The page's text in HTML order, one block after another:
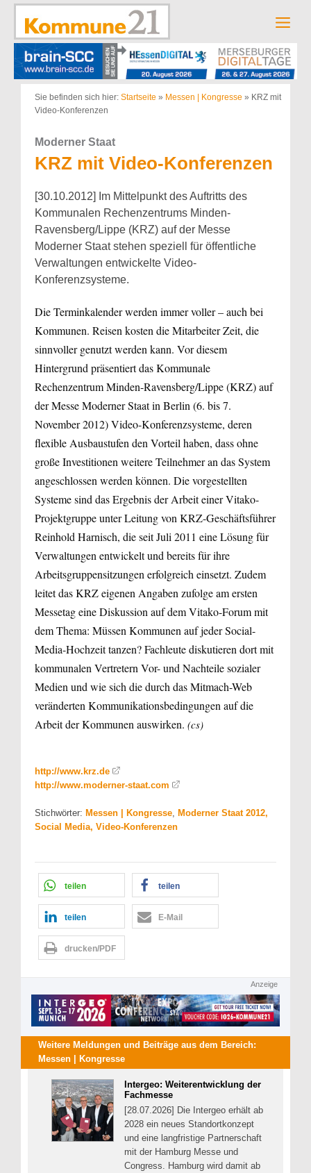
Zum
springen
Sie befinden sich hier: Startseite » Messen | Kongresse » KRZ mit
Video-Konferenzen
Moderner Staat
KRZ mit Video-Konferenzen
[30.10.2012] Im Mittelpunkt des Auftritts des
Kommunalen Rechenzentrums Minden-
Ravensberg/Lippe (KRZ) auf der Messe
Moderner Staat stehen speziell für öffentliche
Verwaltungen entwickelte Video-
Konferenzsysteme.
Die Terminkalender werden immer voller – auch bei
Kommunen. Reisen kosten die Mitarbeiter Zeit, die
sinnvoller genutzt werden kann. Vor diesem
Hintergrund präsentiert das Kommunale
Rechenzentrum Minden-Ravensberg/Lippe (KRZ) auf
der Messe Moderner Staat in Berlin (6. bis 7.
November 2012) Video-Konferenzsysteme, deren
flexible Ausbaustufen den Vorteil haben, dass ohne
große Investitionen weitere Teilnehmer an das System
angeschlossen werden können. Die vorgestellten
Systeme sind das Ergebnis der Arbeit einer Vitako-
Projektgruppe unter Leitung von KRZ-Geschäftsführer
Reinhold Harnisch, die seit Juli 2011 eine Lösung für
Verwaltungen entwickelt und bereits für ihre
Arbeitsgruppensitzungen erfolgreich einsetzt. Zudem
leitet das KRZ eigenen Angaben zufolge am ersten
Messetag eine Diskussion auf dem Vitako-Forum mit
dem Thema: Müssen Kommunen auf jeder Social-
Media-Hochzeit tanzen? Fachleute diskutieren dort mit
kommunalen Vertretern Vor- und Nachteile sozialer
Medien und wie sich die durch das Mitmach-Web
veränderten Kommunikationsbedingungen auf die
Arbeit der Kommunen auswirken. (cs)
http://www.krz.de
http://www.moderner-staat.com
Stichwörter: Messen | Kongresse, Moderner Staat 2012,
Social Media, Video-Konferenzen
teilen teilen
teilen E-Mail
drucken/PDF
Anzeige
Weitere Meldungen und Beiträge aus dem Bereich:
Messen | Kongresse
Intergeo: Weiterentwicklung der
Fachmesse
[28.07.2026] Die Intergeo erhält ab
2028 ein neues Standortkonzept
und eine langfristige Partnerschaft
mit der Hamburg Messe und
Congress. Hamburg wird damit ab